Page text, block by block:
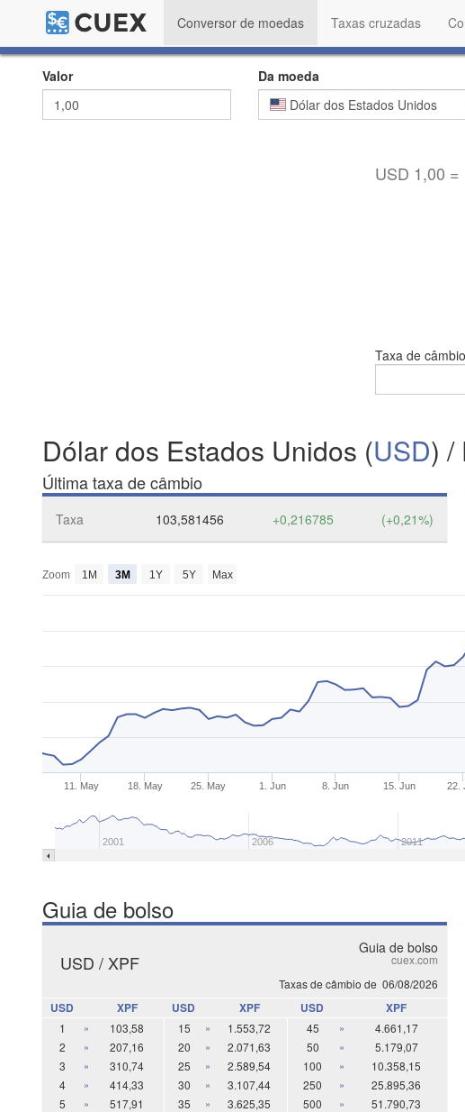
Conversor de moedas Taxas cruzadas
Valor
Da moeda
Dólar dos Estados Unidos
USD 1,00 =
Taxa de câmbio
Dólar dos Estados Unidos (USD) /
Última taxa de câmbio
Taxa 103,581456 +0,216785 (+0,21%)
11. May 18. May 25. May 1. Jun 8. Jun 15. Jun 22.
Zoom 1M 3M 1Y 5Y Max
2001 2006 2011
Guia de bolso
Guia de bolso
cuex.com
Taxas de câmbio de 06/08/2026
USD / XPF
USD XPF USD XPF USD XPF
1 » 103,58 15 » 1.553,72 45 »
4.661,17
2
» 207,16 20 » 2.071,63 50 »
5.179,07
3
» 310,74 25 » 2.589,54 100 »
10.358,15
4
» 414,33 30 » 3.107,44 250 »
25.895,36
5
» 517,91 35 » 3.625,35 500 »
51.790,73